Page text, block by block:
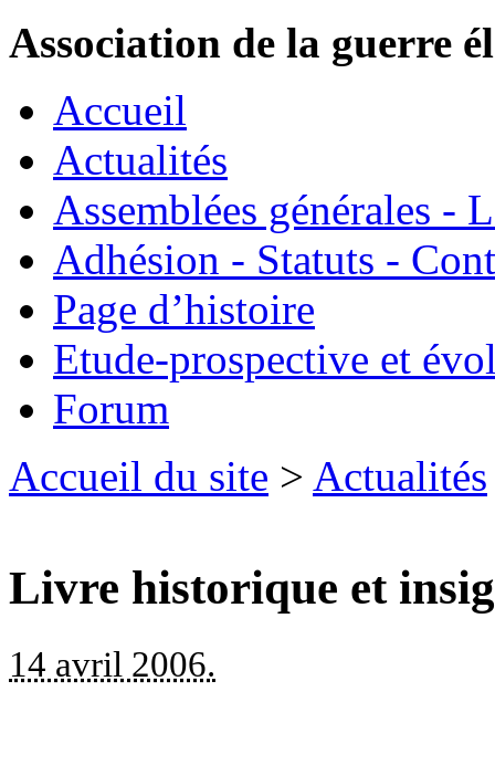
Association de la guerre
Accueil
Actualités
Assemblées générales -
Adhésion - Statuts -
Page d’histoire
Etude-prospective et
Forum
Accueil du site > Actualités
Livre historique et
14 avril 2006.